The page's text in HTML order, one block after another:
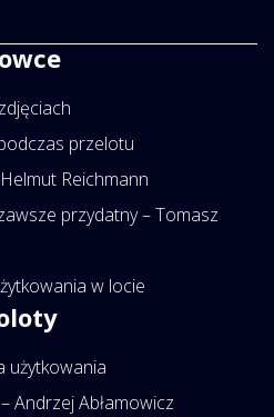
przelotu
Reichmann
przydatny – Tomasz
w locie
użytkowania
Andrzej Abłamowicz